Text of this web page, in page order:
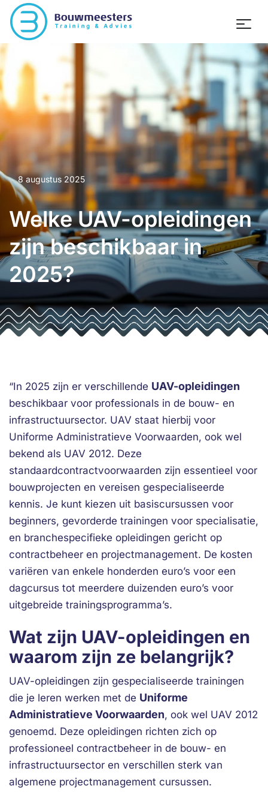
8 augustus 2025
Welke UAV-opleidingen
zijn beschikbaar in
2025?
“In 2025 zijn er verschillende UAV-opleidingen
beschikbaar voor professionals in de bouw- en
infrastructuursector. UAV staat hierbij voor
Uniforme Administratieve Voorwaarden, ook wel
bekend als UAV 2012. Deze
standaardcontractvoorwaarden zijn essentieel voor
bouwprojecten en vereisen gespecialiseerde
kennis. Je kunt kiezen uit basiscursussen voor
beginners, gevorderde trainingen voor specialisatie,
en branchespecifieke opleidingen gericht op
contractbeheer en projectmanagement. De kosten
variëren van enkele honderden euro’s voor een
dagcursus tot meerdere duizenden euro’s voor
uitgebreide trainingsprogramma’s.
Wat zijn UAV-opleidingen en
waarom zijn ze belangrijk?
UAV-opleidingen zijn gespecialiseerde trainingen
die je leren werken met de Uniforme
Administratieve Voorwaarden, ook wel UAV 2012
genoemd. Deze opleidingen richten zich op
professioneel contractbeheer in de bouw- en
infrastructuursector en verschillen sterk van
algemene projectmanagement cursussen.